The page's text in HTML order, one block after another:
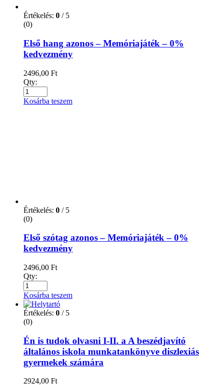
Értékelés: 0 / 5
(0)
Első hang azonos – Memóriajáték – 0%
kedvezmény
2496,00 Ft
Qty:
Kosárba teszem
Értékelés: 0 / 5
(0)
Első szótag azonos – Memóriajáték – 0%
kedvezmény
2496,00 Ft
Qty:
Kosárba teszem
Értékelés: 0 / 5
(0)
Én is tudok olvasni I-II. a A beszédjavító
általános iskola munkatankönyve diszlexiás
gyermekek számára
2924,00 Ft